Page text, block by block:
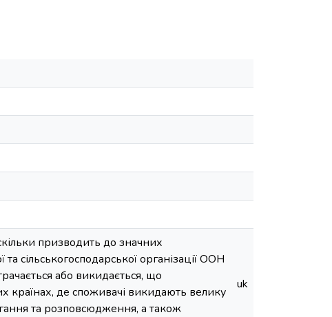
призводить до значних
сільськогосподарської організації ООН
або викидається, що
країнах, де споживачі викидають велику
та розповсюдження, а також
uk